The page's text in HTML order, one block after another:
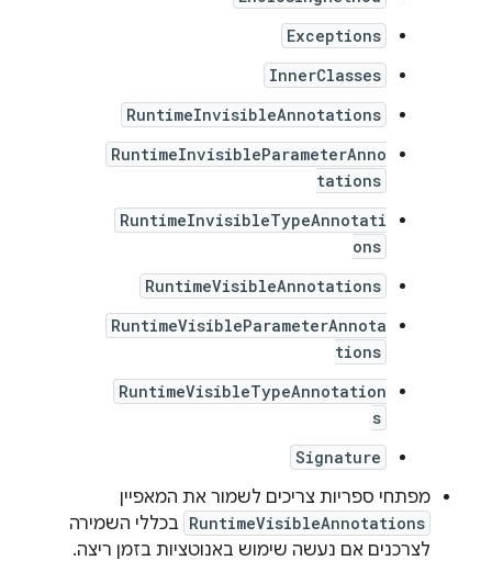
Exceptions
InnerClasses
RuntimeInvisibleAnnotations
RuntimeInvisibleParameterAnno
tations
RuntimeInvisibleTypeAnnotati
ons
RuntimeVisibleAnnotations
RuntimeVisibleParameterAnnota
tions
RuntimeVisibleTypeAnnotation
s
Signature
מפתחי ספריות צריכים לשמור את המאפיין
RuntimeVisibleAnnotations בכללי השמירה
לצרכנים אם נעשה שימוש באנוטציות בזמן ריצה.